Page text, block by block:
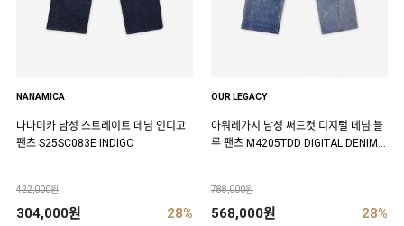
NANAMICA
나나미카 남성 스트레이트 데님 인디고
팬츠 S25SC083E INDIGO
422,000원
304,000원 28%
OUR LEGACY
아워레가시 남성 써드컷 디지털 데님 블
루 팬츠 M4205TDD DIGITAL DENIM P
788,000원
568,000원 28%